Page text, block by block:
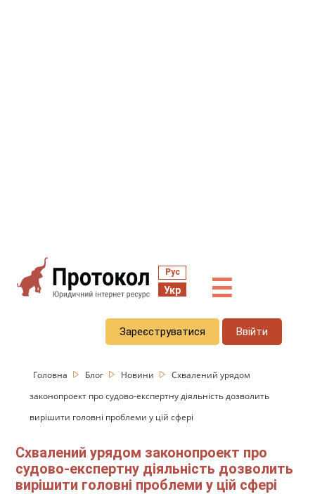
Рус
Укр ☰
Зареєструватися Ввійти
Головна Блог Новини
Схвалений урядом
законопроект про судово-експертну діяльність дозволить
вирішити головні проблеми у цій сфері
Схвалений урядом законопроект про
судово-експертну діяльність дозволить
вирішити головні проблеми у цій сфері